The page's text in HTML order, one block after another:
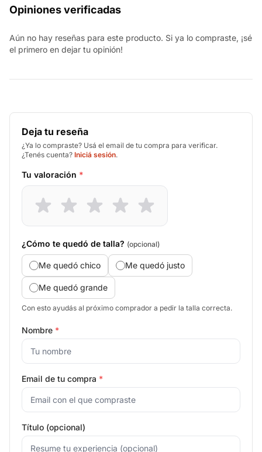
Opiniones verificadas
Aún no hay reseñas para este producto. Si ya lo compraste, ¡sé
el primero en dejar tu opinión!
Deja tu reseña
¿Ya lo compraste? Usá el email de tu compra para verificar.
¿Tenés cuenta? Iniciá sesión.
Tu valoración *
¿Cómo te quedó de talla? (opcional)
Me quedó chico Me quedó justo
Me quedó grande
Con esto ayudás al próximo comprador a pedir la talla correcta.
Nombre *
Email de tu compra *
Título (opcional)